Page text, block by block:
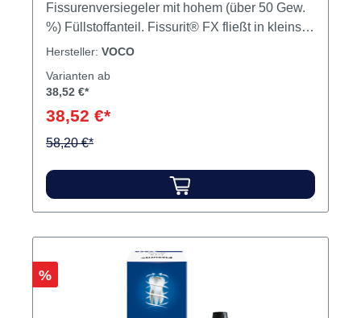
Fissurenversiegeler mit hohem (über 50 Gew.
%) Füllstoffanteil. Fissurit® FX fließt in kleinste
Fissurenbereiche hinein. Neue
Metallkanülen erleichtern die Anwendung und
Materialverwertung. Inhalt 2 x 25 g Spritze
weißApplikationskanülen Typ 40
Hersteller: VOCO
Varianten ab
38,52 €*
38,52 €*
58,20 €*
Rabatt
%